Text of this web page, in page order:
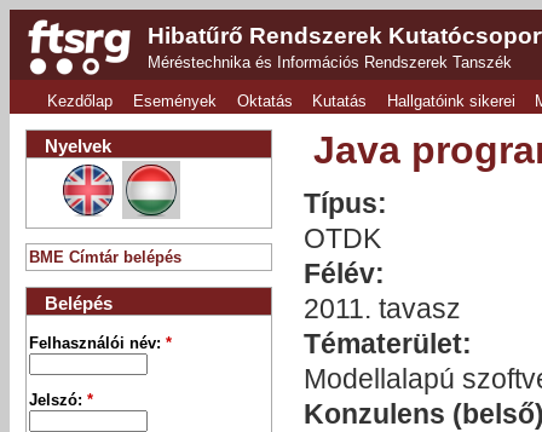
Hibatűrő Rendszerek
Méréstechnika és Információs Rendszerek Tanszék
Kezdőlap Események Oktatás Kutatás Hallgatóink sikerei
Java
Típus:
OTDK
Félév:
2011. tavasz
Tématerület:
Modellalapú
Konzulens
Nyelvek
BME Címtár belépés
Belépés
Felhasználói név:*
Jelszó:*